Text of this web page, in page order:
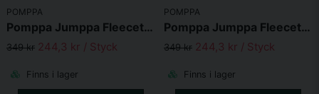
• Tvätta med liknande färger
Finns i storlekarna
25
POMPPA
Pomppa Jumppa Fleecetäcke Petrol
349 kr 244,3 kr / Styck
Finns i lager
POMPPA
Pomppa Jumppa Fleecetäcke Violet
349 kr 244,3 kr / Styck
Finns i lager